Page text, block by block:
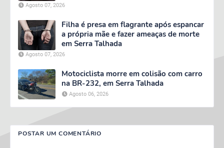
Agosto 07, 2026
Filha é presa em flagrante após espancar
a própria mãe e fazer ameaças de morte
em Serra Talhada
Agosto 07, 2026
Motociclista morre em colisão com carro
na BR-232, em Serra Talhada
Agosto 06, 2026
POSTAR UM COMENTÁRIO